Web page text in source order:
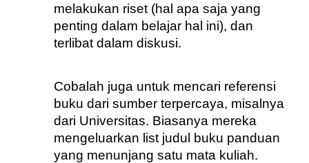
melakukan riset (hal apa saja yang
penting dalam belajar hal ini), dan
terlibat dalam diskusi.
Cobalah juga untuk mencari referensi
buku dari sumber terpercaya, misalnya
dari Universitas. Biasanya mereka
mengeluarkan list judul buku panduan
yang menunjang satu mata kuliah.